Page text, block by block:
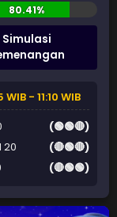
Simulasi
- 11:10 WIB
(🟢🟢🔴)
20
(🔴🟢🔴)
(🔴🟢🟢)